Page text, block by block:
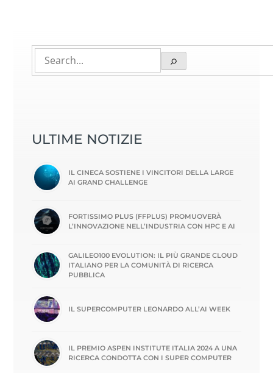
ULTIME NOTIZIE
IL CINECA SOSTIENE I VINCITORI DELLA LARGE
AI GRAND CHALLENGE
FORTISSIMO PLUS (FFPLUS) PROMUOVERÀ
L’INNOVAZIONE NELL’INDUSTRIA CON HPC E AI
GALILEO100 EVOLUTION: IL PIÙ GRANDE CLOUD
ITALIANO PER LA COMUNITÀ DI RICERCA
PUBBLICA
IL SUPERCOMPUTER LEONARDO ALL’AI WEEK
IL PREMIO ASPEN INSTITUTE ITALIA 2024 A UNA
RICERCA CONDOTTA CON I SUPER COMPUTER